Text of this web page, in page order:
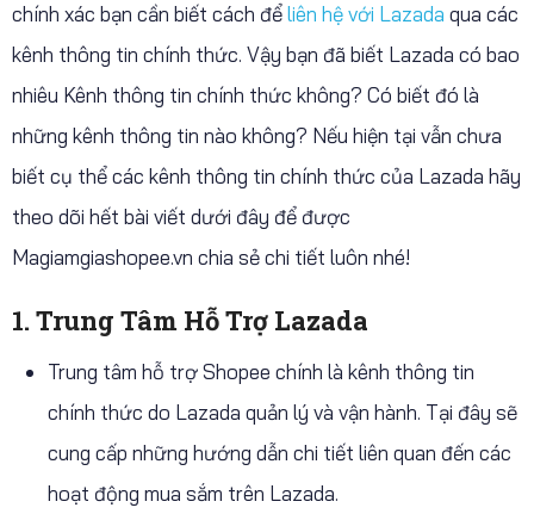
chính xác bạn cần biết cách đểliên hệ với Lazada qua các
kênh thông tin chính thức. Vậy bạn đã biết Lazada có bao
nhiêu Kênh thông tin chính thức không? Có biết đó là
những kênh thông tin nào không? Nếu hiện tại vẫn chưa
biết cụ thể các kênh thông tin chính thức của Lazada hãy
theo dõi hết bài viết dưới đây để được
Magiamgiashopee.vn chia sẻ chi tiết luôn nhé!
1. Trung Tâm Hỗ Trợ Lazada
Trung tâm hỗ trợ Shopee chính là kênh thông tin
chính thức do Lazada quản lý và vận hành. Tại đây sẽ
cung cấp những hướng dẫn chi tiết liên quan đến các
hoạt động mua sắm trên Lazada.